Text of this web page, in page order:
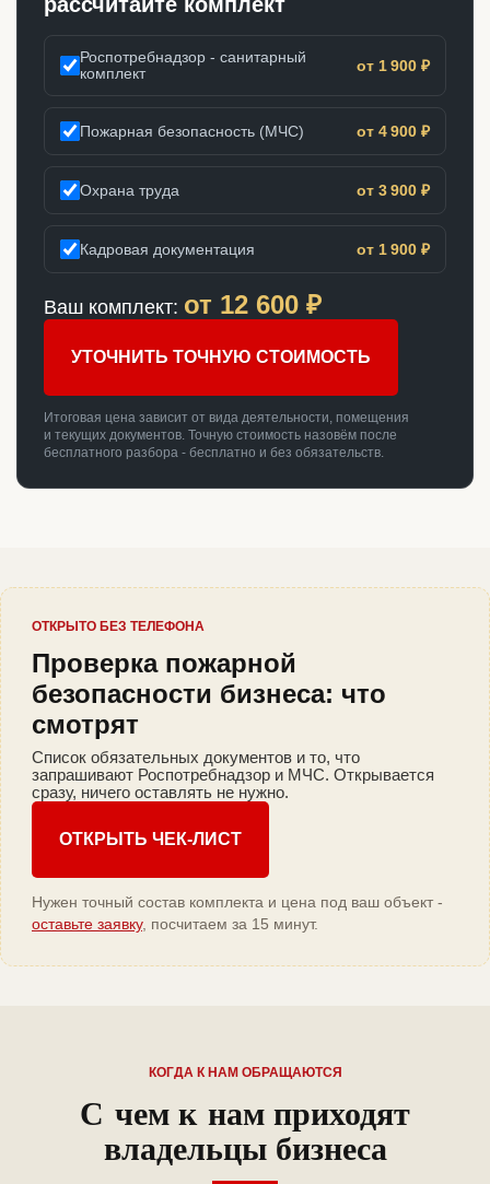
Роспотребнадзор - санитарный
комплект
от 1 900 ₽
Пожарная безопасность (МЧС) от 4 900 ₽
Охрана труда от 3 900 ₽
Кадровая документация от 1 900 ₽
Ваш комплект: от 12 600 ₽
УТОЧНИТЬ ТОЧНУЮ СТОИМОСТЬ
Итоговая цена зависит от вида деятельности, помещения
и текущих документов. Точную стоимость назовём после
бесплатного разбора - бесплатно и без обязательств.
ОТКРЫТО БЕЗ ТЕЛЕФОНА
Проверка пожарной
безопасности бизнеса: что
смотрят
Список обязательных документов и то, что
запрашивают Роспотребнадзор и МЧС. Открывается
сразу, ничего оставлять не нужно.
ОТКРЫТЬ ЧЕК-ЛИСТ
Нужен точный состав комплекта и цена под ваш объект -
оставьте заявку, посчитаем за 15 минут.
КОГДА К НАМ ОБРАЩАЮТСЯ
С чем к нам приходят
владельцы бизнеса